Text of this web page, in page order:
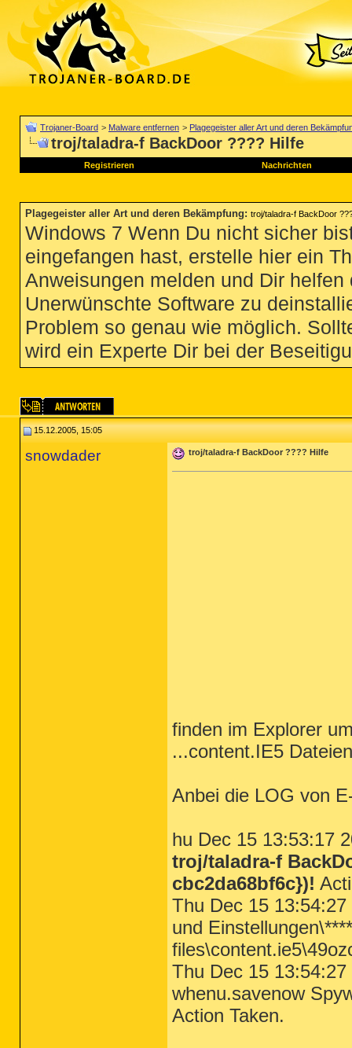
Trojaner-Board > Malware entfernen > Plagegeister aller Art und deren
troj/taladra-f BackDoor ???? Hilfe
Registrieren Nachrichten
Plagegeister aller Art und deren Bekämpfung: troj/taladra-f BackDoor
Windows 7 Wenn Du nicht sicher
eingefangen hast, erstelle hier ein
Anweisungen melden und Dir
Unerwünschte Software zu
Problem so genau wie möglich.
wird ein Experte Dir bei der
15.12.2005, 15:05
snowdader troj/taladra-f BackDoor ???? Hilfe
finden im Explorer
...content.IE5
Anbei die LOG von
hu Dec 15 13:53:17
troj/taladra-f
cbc2da68bf6c})!
Thu Dec 15
und
Thu Dec 15
whenu.savenow
Action Taken.